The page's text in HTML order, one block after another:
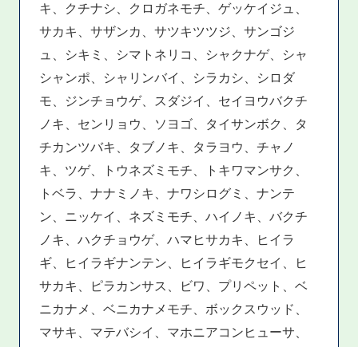
キ、クチナシ、クロガネモチ、ゲッケイジュ、
サカキ、サザンカ、サツキツツジ、サンゴジ
ュ、シキミ、シマトネリコ、シャクナゲ、シャ
シャンポ、シャリンバイ、シラカシ、シロダ
モ、ジンチョウゲ、スダジイ、セイヨウバクチ
ノキ、センリョウ、ソヨゴ、タイサンボク、タ
チカンツバキ、タブノキ、タラヨウ、チャノ
キ、ツゲ、トウネズミモチ、トキワマンサク、
トベラ、ナナミノキ、ナワシログミ、ナンテ
ン、ニッケイ、ネズミモチ、ハイノキ、バクチ
ノキ、ハクチョウゲ、ハマヒサカキ、ヒイラ
ギ、ヒイラギナンテン、ヒイラギモクセイ、ヒ
サカキ、ピラカンサス、ビワ、プリペット、ベ
ニカナメ、ベニカナメモチ、ボックスウッド、
マサキ、マテバシイ、マホニアコンヒューサ、